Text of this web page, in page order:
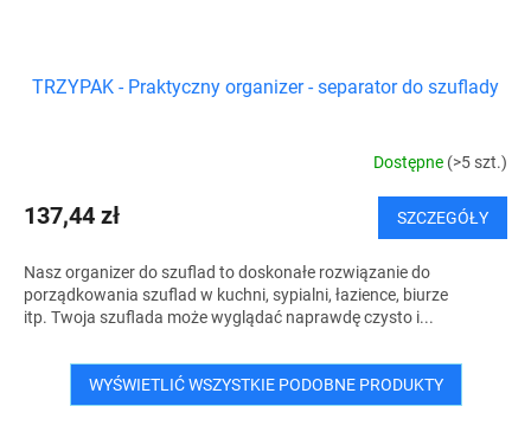
TRZYPAK - Praktyczny organizer - separator do szuflady
Dostępne (>5 szt.)
137,44 zł SZCZEGÓŁY
Nasz organizer do szuflad to doskonałe rozwiązanie do
porządkowania szuflad w kuchni, sypialni, łazience, biurze
itp. Twoja szuflada może wyglądać naprawdę czysto i...
WYŚWIETLIĆ WSZYSTKIE PODOBNE PRODUKTY